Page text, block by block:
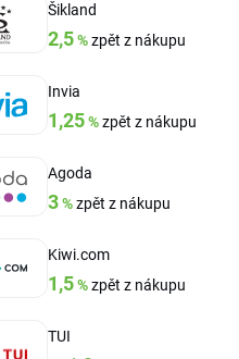
Šikland
2,5%zpět z nákupu
Invia
1,25%zpět z nákupu
Agoda
3%zpět z nákupu
Kiwi.com
1,5%zpět z nákupu
TUI